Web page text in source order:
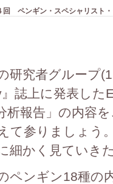
ペンギン・スペシャリスト・
研究者グループ
』誌上に発表し
析報告」の内容
て参りましょう
細かく見ていき
ペンギン18種の